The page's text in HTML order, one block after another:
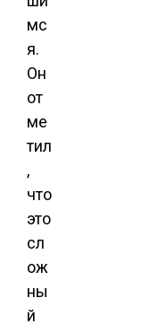
мс
я.
Он
от
ме
тил
,
что
это
сл
ож
ны
й